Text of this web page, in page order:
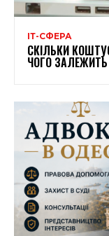
ІТ-СФЕРА
СКІЛЬКИ
ЧОГО